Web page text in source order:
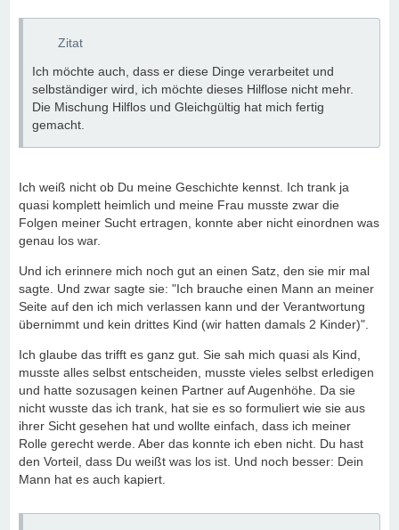
Zitat
Ich möchte auch, dass er diese Dinge verarbeitet und
selbständiger wird, ich möchte dieses Hilflose nicht mehr.
Die Mischung Hilflos und Gleichgültig hat mich fertig
gemacht.
Ich weiß nicht ob Du meine Geschichte kennst. Ich trank ja
quasi komplett heimlich und meine Frau musste zwar die
Folgen meiner Sucht ertragen, konnte aber nicht einordnen was
genau los war.
Und ich erinnere mich noch gut an einen Satz, den sie mir mal
sagte. Und zwar sagte sie: "Ich brauche einen Mann an meiner
Seite auf den ich mich verlassen kann und der Verantwortung
übernimmt und kein drittes Kind (wir hatten damals 2 Kinder)".
Ich glaube das trifft es ganz gut. Sie sah mich quasi als Kind,
musste alles selbst entscheiden, musste vieles selbst erledigen
und hatte sozusagen keinen Partner auf Augenhöhe. Da sie
nicht wusste das ich trank, hat sie es so formuliert wie sie aus
ihrer Sicht gesehen hat und wollte einfach, dass ich meiner
Rolle gerecht werde. Aber das konnte ich eben nicht. Du hast
den Vorteil, dass Du weißt was los ist. Und noch besser: Dein
Mann hat es auch kapiert.